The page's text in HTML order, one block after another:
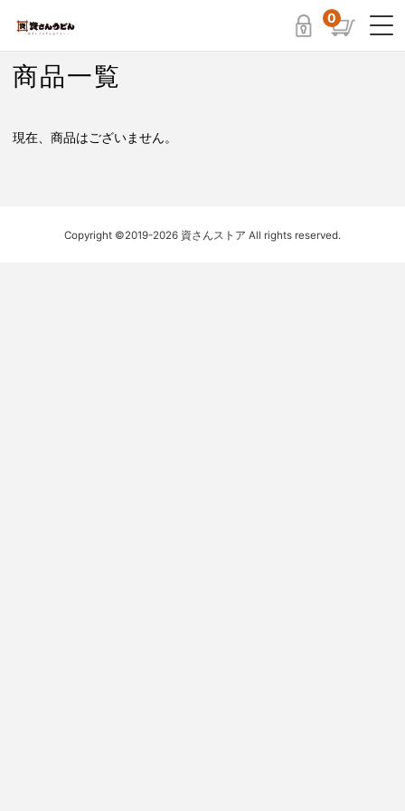
0
商品一覧
現在、商品はございません。
Copyright ©2019-2026 資さんストア All rights reserved.